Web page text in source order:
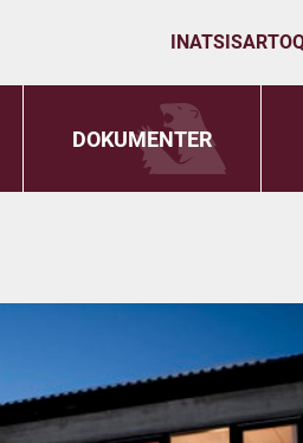
DOKUMENTER